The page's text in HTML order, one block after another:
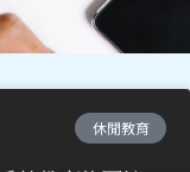
休閒教育
面